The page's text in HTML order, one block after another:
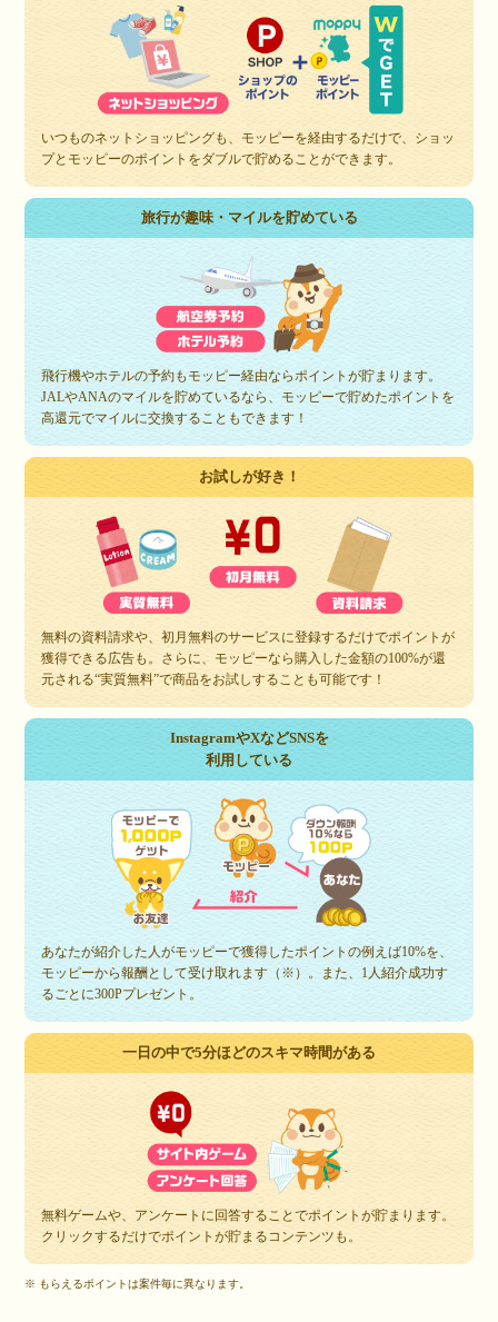
いつものネットショッピングも、モッピーを経由するだけで、ショッ
プとモッピーのポイントをダブルで貯めることができます。
旅行が趣味・マイルを貯めている
飛行機やホテルの予約もモッピー経由ならポイントが貯まります。
JALやANAのマイルを貯めているなら、モッピーで貯めたポイントを
高還元でマイルに交換することもできます！
お試しが好き！
無料の資料請求や、初月無料のサービスに登録するだけでポイントが
獲得できる広告も。さらに、モッピーなら購入した金額の100%が還
元される“実質無料”で商品をお試しすることも可能です！
InstagramやXなどSNSを
利用している
あなたが紹介した人がモッピーで獲得したポイントの例えば10%を、
モッピーから報酬として受け取れます（※）。また、1人紹介成功す
るごとに300Pプレゼント。
一日の中で5分ほどのスキマ時間がある
無料ゲームや、アンケートに回答することでポイントが貯まります。
クリックするだけでポイントが貯まるコンテンツも。
※ もらえるポイントは案件毎に異なります。